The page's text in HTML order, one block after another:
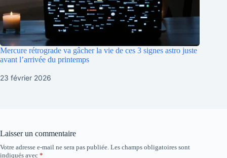
Mercure rétrograde va gâcher la vie de ces 3 signes astro juste
avant l’arrivée du printemps
23 février 2026
Laisser un commentaire
Votre adresse e-mail ne sera pas publiée. Les champs obligatoires sont
indiqués avec *